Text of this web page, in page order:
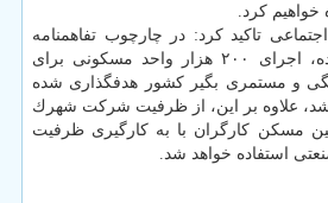
كرد.
تاكید كرد: در چارچوب تفاهمنامه
امروز، طی دو سال آینده، اجرای ۲۰۰ هزار واحد مسكونی برای
و مستمری بگیر كشور هدفگذاری شده
علاوه بر این، از ظرفیت شركت شهرك
مسكن كارگران با به كارگیری ظرفیت
استفاده خواهد شد.